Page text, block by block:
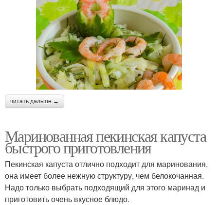
читать дальше →
Маринованная пекинская капуста
быстрого приготовления
Пекинская капуста отлично подходит для маринования,
она имеет более нежную структуру, чем белокочанная.
Надо только выбрать подходящий для этого маринад и
приготовить очень вкусное блюдо.